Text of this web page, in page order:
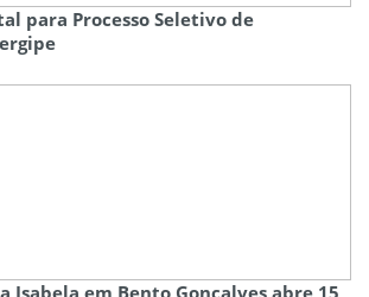
para Processo Seletivo de